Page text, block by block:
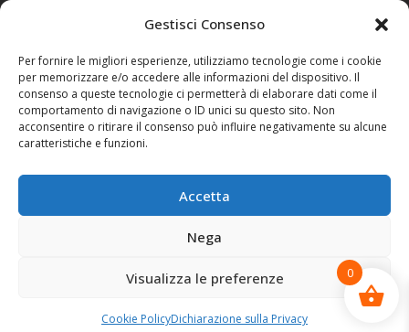
Gestisci Consenso
Per fornire le migliori esperienze, utilizziamo tecnologie come i cookie
per memorizzare e/o accedere alle informazioni del dispositivo. Il
consenso a queste tecnologie ci permetterà di elaborare dati come il
comportamento di navigazione o ID unici su questo sito. Non
acconsentire o ritirare il consenso può influire negativamente su alcune
caratteristiche e funzioni.
Accetta
Nega
Visualizza le preferenze
Cookie PolicyDichiarazione sulla Privacy
CONTATTI
Via R. Giuliani 70/c Rosso, 50141 Firenze FI
+39 055 4289002 / +39 392 2343100
info@consolestation.it
P.Iva 04990180483
Console Station 2024
0